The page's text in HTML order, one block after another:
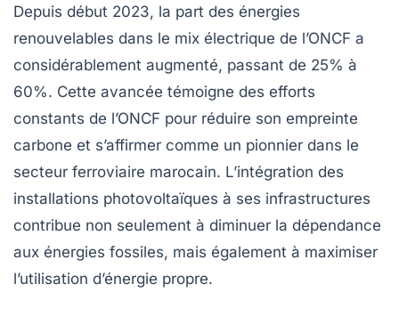
Depuis début 2023, la part des énergies
renouvelables dans le mix électrique de l’ONCF a
considérablement augmenté, passant de 25% à
60%. Cette avancée témoigne des efforts
constants de l’ONCF pour réduire son empreinte
carbone et s’affirmer comme un pionnier dans le
secteur ferroviaire marocain. L’intégration des
installations photovoltaïques à ses infrastructures
contribue non seulement à diminuer la dépendance
aux énergies fossiles, mais également à maximiser
l’utilisation d’énergie propre.